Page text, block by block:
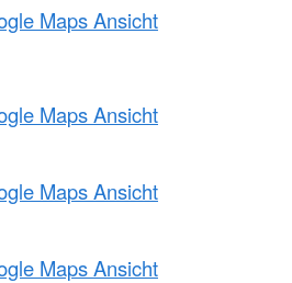
Maps Ansicht
Maps Ansicht
Maps Ansicht
Maps Ansicht